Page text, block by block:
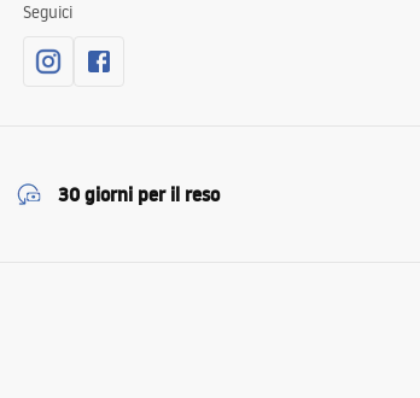
Seguici
30 giorni per il reso